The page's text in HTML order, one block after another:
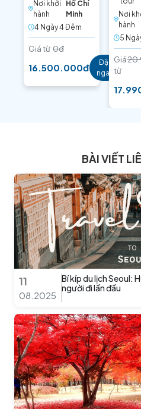
Nơi khởi
hành
Hồ Chí
Minh
4 Ngày 4 Ðêm
Giá từ 0đ
16.500.000đ
Đặt
ngay
Nơi
hành
5
Giá
từ
BÀI VIẾT
11
08.2025
Bí kíp du lịch Seoul:
người đi lần đầu